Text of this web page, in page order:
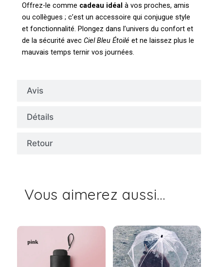
Avis
Détails
Retour
Offrez-le comme cadeau idéal à vos proches, amis
ou collègues ; c’est un accessoire qui conjugue style
et fonctionnalité. Plongez dans l’univers du confort et
de la sécurité avec Ciel Bleu Étoilé et ne laissez plus le
mauvais temps ternir vos journées.
Vous aimerez aussi...